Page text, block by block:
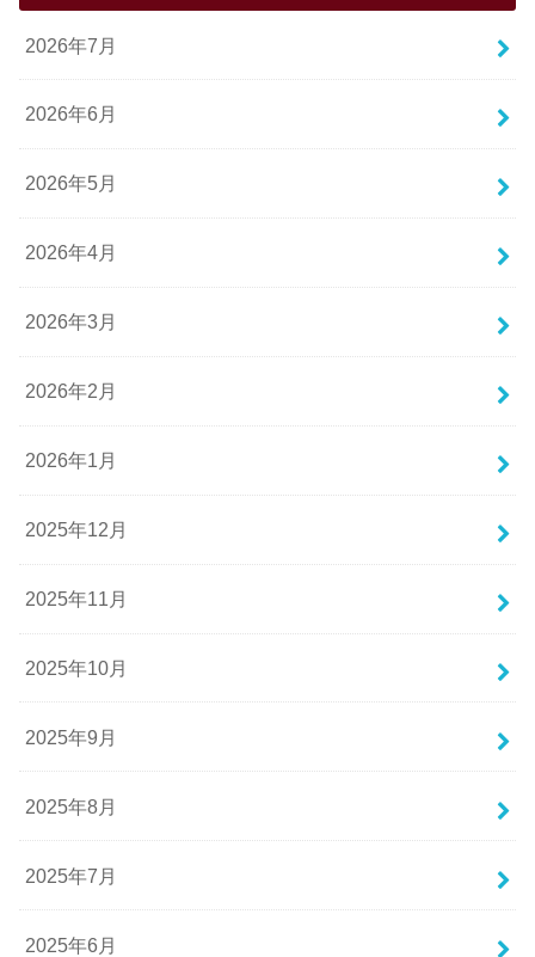
2026年7月
2026年6月
2026年5月
2026年4月
2026年3月
2026年2月
2026年1月
2025年12月
2025年11月
2025年10月
2025年9月
2025年8月
2025年7月
2025年6月